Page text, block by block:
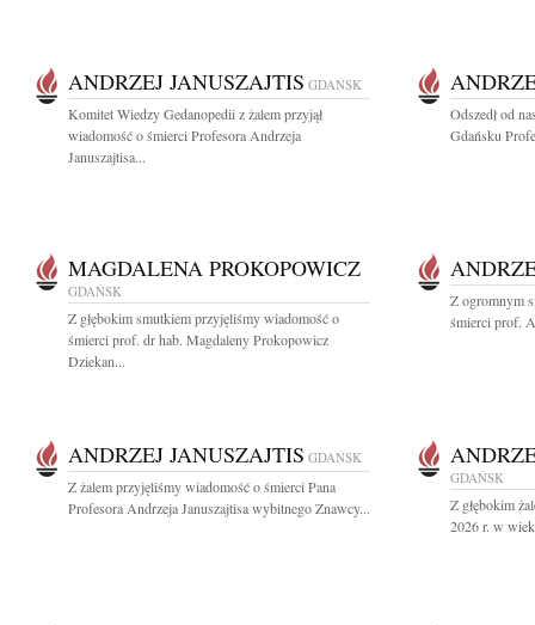
ANDRZEJ JANUSZAJTIS GDAŃSK
Komitet Wiedzy Gedanopedii z żalem przyjął
wiadomość o śmierci Profesora Andrzeja
Januszajtisa...
Odszedł od
Gdańsku
MAGDALENA PROKOPOWICZ
GDAŃSK
Z głębokim smutkiem przyjęliśmy wiadomość o
śmierci prof. dr hab. Magdaleny Prokopowicz
Dziekan...
Z ogromnym
śmierci prof.
ANDRZEJ JANUSZAJTIS GDAŃSK
Z żalem przyjęliśmy wiadomość o śmierci Pana
Profesora Andrzeja Januszajtisa wybitnego Znawcy...
GDAŃSK
Z głębokim
2026 r. w